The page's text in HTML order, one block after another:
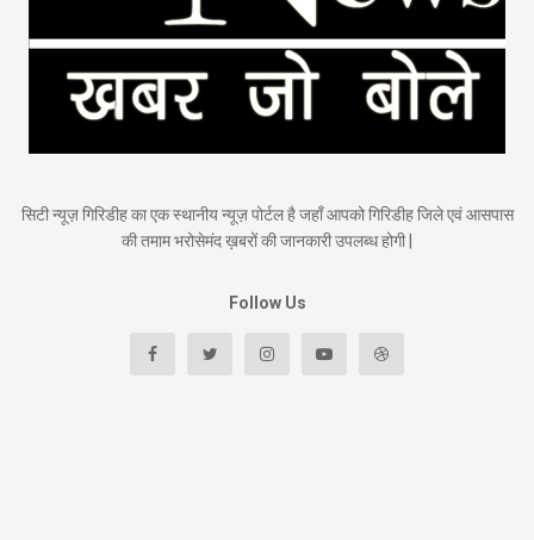
सिटी न्यूज़ गिरिडीह का एक स्थानीय न्यूज़ पोर्टल है जहाँ आपको गिरिडीह जिले एवं आसपास
की तमाम भरोसेमंद ख़बरों की जानकारी उपलब्ध होगी |
Follow Us